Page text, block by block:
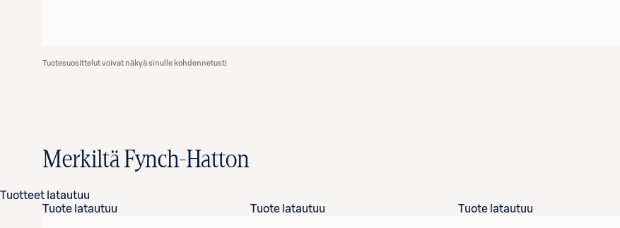
Tuotesuosittelut voivat näkyä sinulle kohdennetusti
Merkiltä Fynch-Hatton
Tuotteet latautuu
Tuote latautuu
Tuote latautuu Tuote latautuu